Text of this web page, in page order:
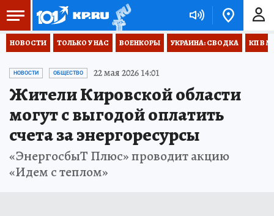
НОВОСТИ ТОЛЬКО У НАС ВОЕНКОРЫ УКРАИНА: СВОДКА КП В
НОВОСТИ ОБЩЕСТВО 22 мая 2026 14:01
Жители Кировской области
могут с выгодой оплатить
счета за энергоресурсы
«ЭнергосбыТ Плюс» проводит акцию
«Идем с теплом»